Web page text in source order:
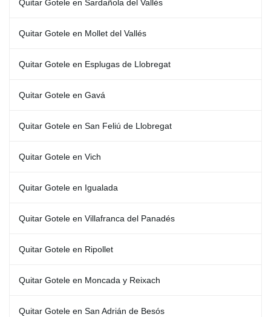
Quitar Gotele en Sardañola del Vallés
Quitar Gotele en Mollet del Vallés
Quitar Gotele en Esplugas de Llobregat
Quitar Gotele en Gavá
Quitar Gotele en San Feliú de Llobregat
Quitar Gotele en Vich
Quitar Gotele en Igualada
Quitar Gotele en Villafranca del Panadés
Quitar Gotele en Ripollet
Quitar Gotele en Moncada y Reixach
Quitar Gotele en San Adrián de Besós